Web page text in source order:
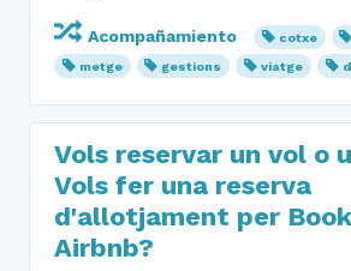
Acompañamiento cotxe
metge
gestions viatge
Vols reservar un vol o
Vols fer una reserva
d'allotjament per
Airbnb?